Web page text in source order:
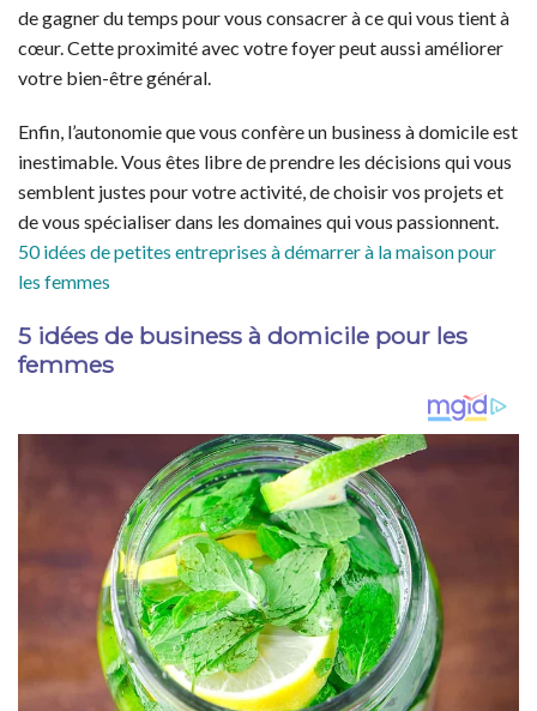
de gagner du temps pour vous consacrer à ce qui vous tient à
cœur. Cette proximité avec votre foyer peut aussi améliorer
votre bien-être général.
Enfin, l’autonomie que vous confère un business à domicile est
inestimable. Vous êtes libre de prendre les décisions qui vous
semblent justes pour votre activité, de choisir vos projets et
de vous spécialiser dans les domaines qui vous passionnent.
50 idées de petites entreprises à démarrer à la maison pour
les femmes
5 idées de business à domicile pour les
femmes